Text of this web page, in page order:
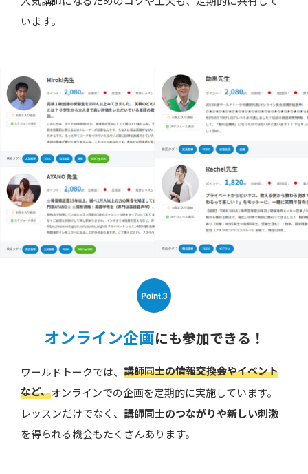
います。
Point.3
オンライン企画にも参加できる！
ワールドトークでは、 講師同士の情報交換会やイベント
など、オンラインでの企画を定期的に実施しています。
レッスンだけでなく、 講師同士のつながりや新しい刺激
を得られる機会もたくさんあります。